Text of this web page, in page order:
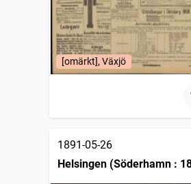
[omärkt], Växjö
1891-05-26
Helsingen (Söderhamn :